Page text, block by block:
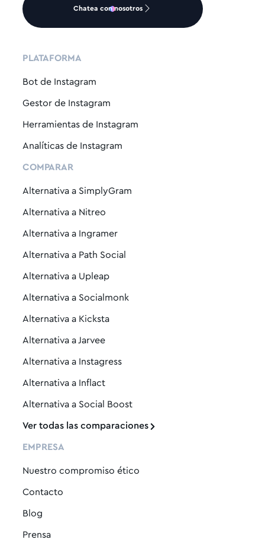
Chatea con nosotros
PLATAFORMA
Bot de Instagram
Gestor de Instagram
Herramientas de Instagram
Analíticas de Instagram
COMPARAR
Alternativa a SimplyGram
Alternativa a Nitreo
Alternativa a Ingramer
Alternativa a Path Social
Alternativa a Upleap
Alternativa a Socialmonk
Alternativa a Kicksta
Alternativa a Jarvee
Alternativa a Instagress
Alternativa a Inflact
Alternativa a Social Boost
Ver todas las comparaciones
EMPRESA
Nuestro compromiso ético
Contacto
Blog
Prensa